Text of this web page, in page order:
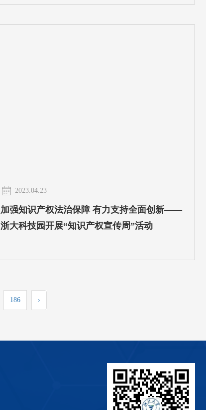
2023.04.23
加强知识产权法治保障 有力支持全面创新——
浙大科技园开展“知识产权宣传周”活动
186 ›